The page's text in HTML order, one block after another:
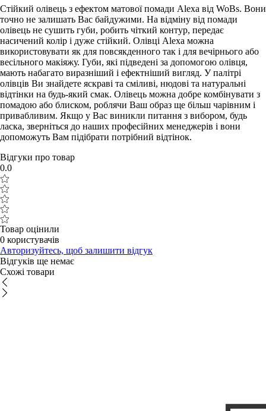
Стійкий олівець з ефектом матової помади Alexa від WoBs. Вони
точно не залишать Вас байдужими. На відміну від помади
олівець не сушить губи, робить чіткий контур, передає
насичений колір і дуже стійкий. Олівці Alexa можна
використовувати як для повсякденного так і для вечірнього або
весільного макіяжу. Губи, які підведені за допомогою олівця,
мають набагато виразніший і ефектніший вигляд. У палітрі
олівців Ви знайдете яскраві та сміливі, нюдові та натуральні
відтінки на будь-який смак. Олівець можна добре комбінувати з
помадою або блиском, роблячи Ваш образ ще більш чарівним і
привабливим. Якщо у Вас виникли питання з вибором, будь
ласка, зверніться до наших професійних менеджерів і вони
допоможуть Вам підібрати потрібний відтінок.
Відгуки про товар
0.0
Товар оцінили
0 користувачів
Авторизуйтесь, щоб залишити відгук
Відгуків ще немає
Схожі товари